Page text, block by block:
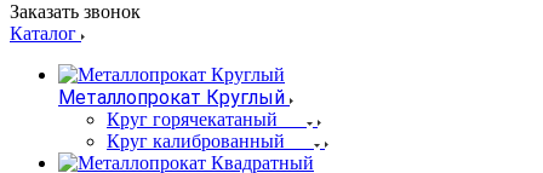
Заказать звонок
Каталог
Металлопрокат Круглый
Круг горячекатаный
Круг калиброванный